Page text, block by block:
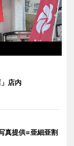
」店内
真提供=亜細亜割